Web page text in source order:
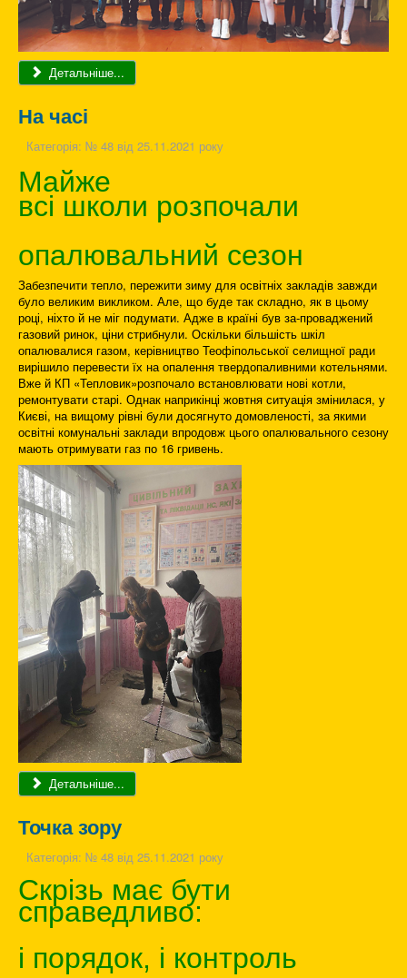
Детальніше...
На часі
Категорія: № 48 від 25.11.2021 року
Майже
всі школи розпочали
опалювальний сезон
Забезпечити тепло, пережити зиму для освітніх закладів завжди
було великим викликом. Але, що буде так складно, як в цьому
році, ніхто й не міг подумати. Адже в країні був за-проваджений
газовий ринок, ціни стрибнули. Оскільки більшість шкіл
опалювалися газом, керівництво Теофіпольської селищної ради
вирішило перевести їх на опалення твердопаливними котельнями.
Вже й КП «Тепловик»розпочало встановлювати нові котли,
ремонтувати старі. Однак наприкінці жовтня ситуація змінилася, у
Києві, на вищому рівні були досягнуто домовленості, за якими
освітні комунальні заклади впродовж цього опалювального сезону
мають отримувати газ по 16 гривень.
Детальніше...
Точка зору
Категорія: № 48 від 25.11.2021 року
Скрізь має бути
справедливо:
і порядок, і контроль